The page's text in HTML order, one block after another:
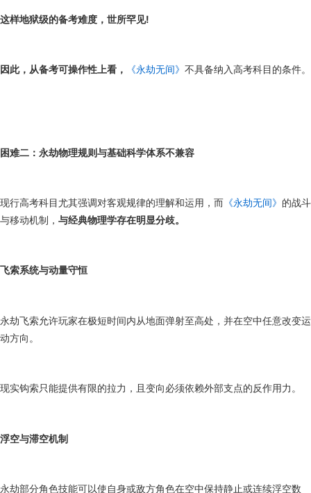
这样地狱级的备考难度，世所罕见!
因此，从备考可操作性上看， 《永劫无间》 不具备纳入高考科目的条件。
困难二：永劫物理规则与基础科学体系不兼容
现行高考科目尤其强调对客观规律的理解和运用，而 《永劫无间》 的战斗
与移动机制， 与经典物理学存在明显分歧。
飞索系统与动量守恒
永劫飞索允许玩家在极短时间内从地面弹射至高处，并在空中任意改变运
动方向。
现实钩索只能提供有限的拉力，且变向必须依赖外部支点的反作用力。
浮空与滞空机制
永劫部分角色技能可以使自身或敌方角色在空中保持静止或连续浮空数